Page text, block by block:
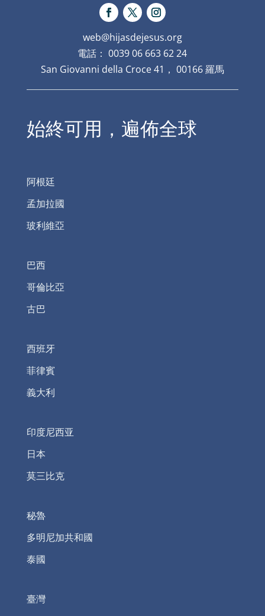
web@hijasdejesus.org
電話： 0039 06 663 62 24
San Giovanni della Croce 41， 00166 羅馬
始終可用，遍佈全球
阿根廷
孟加拉國
玻利維亞
巴西
哥倫比亞
古巴
西班牙
菲律賓
義大利
印度尼西亚
日本
莫三比克
秘魯
多明尼加共和國
泰國
臺灣